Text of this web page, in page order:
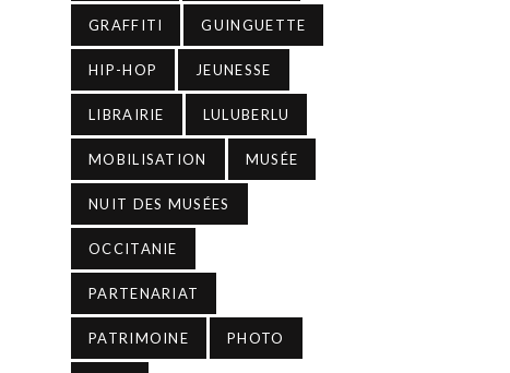
GRAFFITI GUINGUETTE
HIP-HOP JEUNESSE
LIBRAIRIE LULUBERLU
MOBILISATION MUSÉE
NUIT DES MUSÉES
OCCITANIE
PARTENARIAT
PATRIMOINE PHOTO